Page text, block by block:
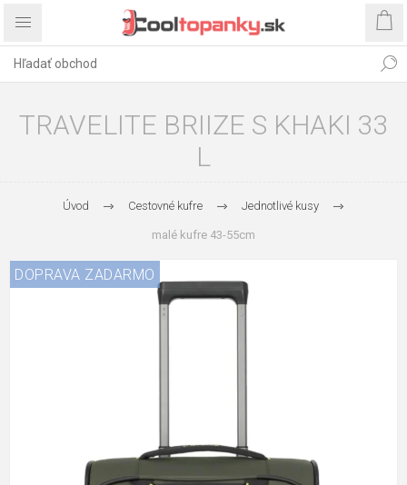
TRAVELITE BRIIZE S KHAKI 33
L
Úvod Cestovné kufre Jednotlivé kusy
malé kufre 43-55cm
DOPRAVA ZADARMO